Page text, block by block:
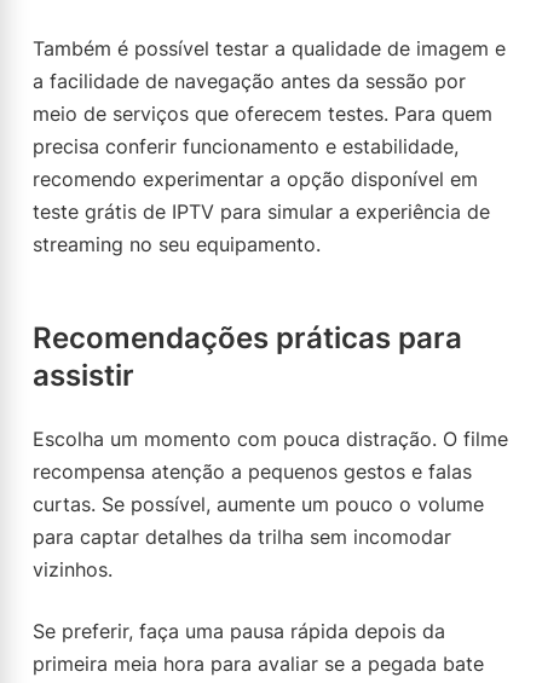
Também é possível testar a qualidade de imagem e
a facilidade de navegação antes da sessão por
meio de serviços que oferecem testes. Para quem
precisa conferir funcionamento e estabilidade,
recomendo experimentar a opção disponível em
teste grátis de IPTV para simular a experiência de
streaming no seu equipamento.
Recomendações práticas para
assistir
Escolha um momento com pouca distração. O filme
recompensa atenção a pequenos gestos e falas
curtas. Se possível, aumente um pouco o volume
para captar detalhes da trilha sem incomodar
vizinhos.
Se preferir, faça uma pausa rápida depois da
primeira meia hora para avaliar se a pegada bate